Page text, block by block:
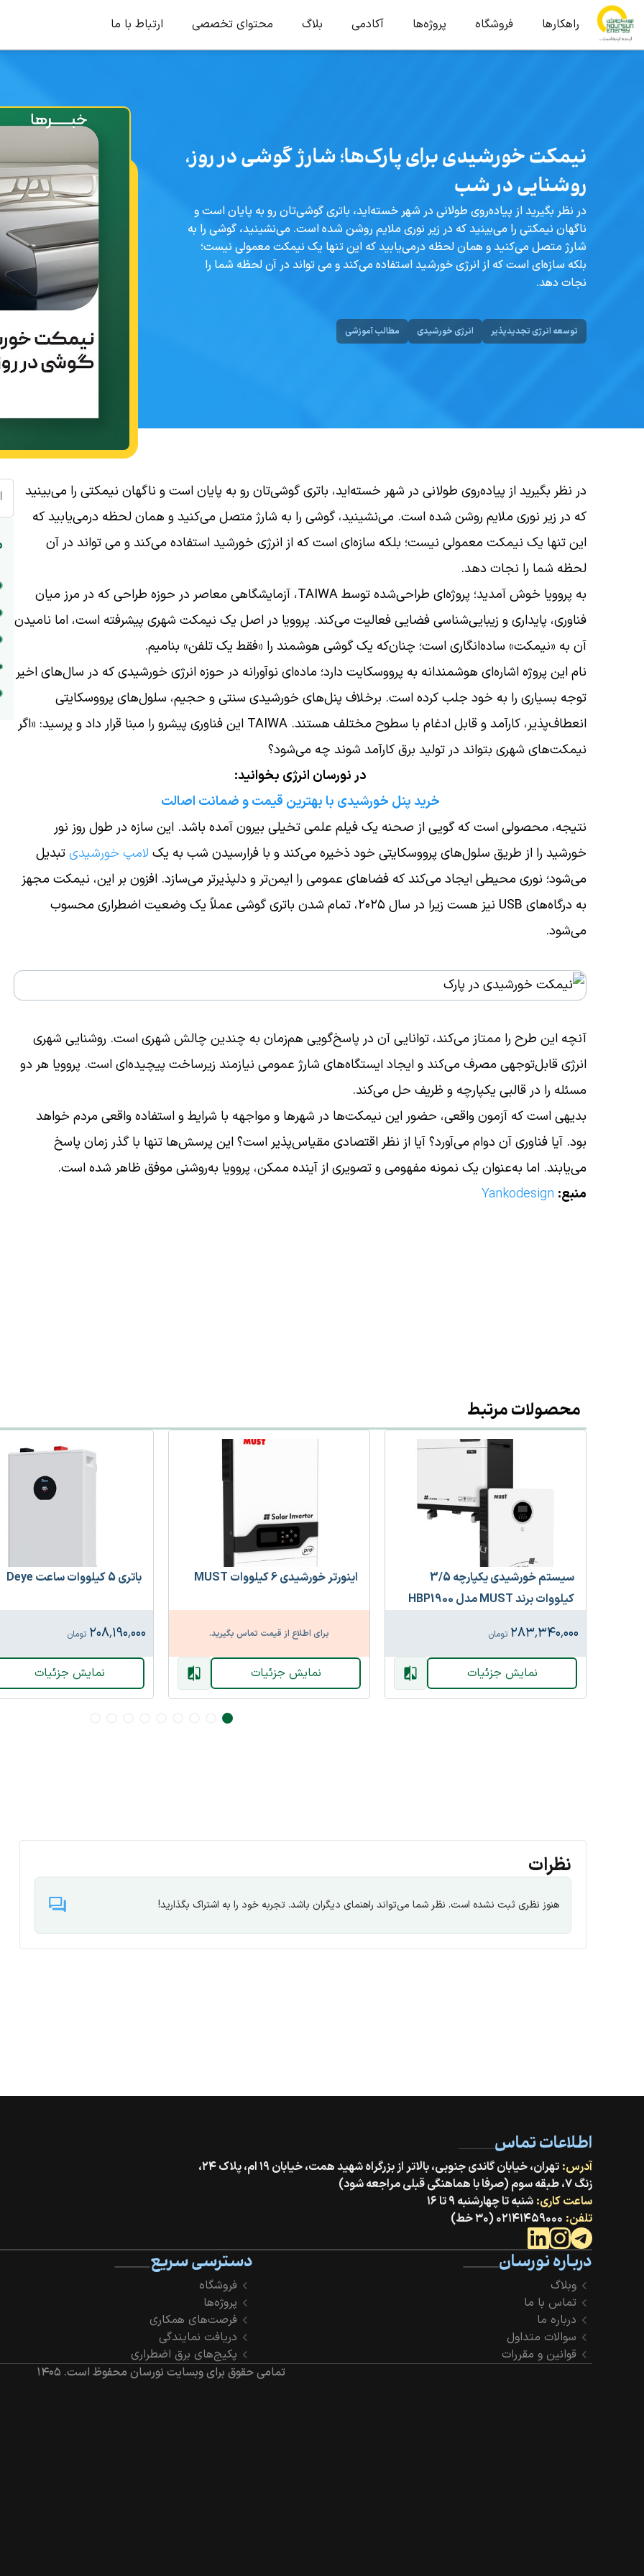
راهکارها فروشگاه پروژه‌ها آکادمی بلاگ محتوای تخصصی ارتباط با ما
نیمکت خورشیدی برای پارک‌ها؛ شارژ گوشی در روز،
روشنایی در شب
در نظر بگیرید از پیاده‌روی طولانی در شهر خسته‌اید، باتری گوشی‌تان رو به پایان است و
ناگهان نیمکتی را می‌بینید که در زیر نوری ملایم روشن شده است. می‌نشینید، گوشی را به
شارژ متصل می‌کنید و همان لحظه درمی‌یابید که این تنها یک نیمکت معمولی نیست؛
بلکه سازه‌ای است که از انرژی خورشید استفاده می‌کند و می تواند در آن لحظه شما را
نجات دهد.
توسعه انرژی تجدیدپذیر انرژی خورشیدی مطالب آموزشی
در نظر بگیرید از پیاده‌روی طولانی در شهر خسته‌اید، باتری گوشی‌تان رو به پایان است و ناگهان نیمکتی را می‌بینید
که در زیر نوری ملایم روشن شده است. می‌نشینید، گوشی را به شارژ متصل می‌کنید و همان لحظه درمی‌یابید که
این تنها یک نیمکت معمولی نیست؛ بلکه سازه‌ای است که از انرژی خورشید استفاده می‌کند و می تواند در آن
لحظه شما را نجات دهد.
به پروویا خوش آمدید؛ پروژه‌ای طراحی‌شده توسط TAIWA، آزمایشگاهی معاصر در حوزه طراحی که در مرز میان
فناوری، پایداری و زیبایی‌شناسی فضایی فعالیت می‌کند. پروویا در اصل یک نیمکت شهری پیشرفته است، اما نامیدن
آن به «نیمکت» ساده‌انگاری است؛ چنان‌که یک گوشی هوشمند را «فقط یک تلفن» بنامیم.
نام این پروژه اشاره‌ای هوشمندانه به پرووسکایت دارد؛ ماده‌ای نوآورانه در حوزه انرژی خورشیدی که در سال‌های اخیر
توجه بسیاری را به خود جلب کرده است. برخلاف پنل‌های خورشیدی سنتی و حجیم، سلول‌های پرووسکایتی
انعطاف‌پذیر، کارآمد و قابل ادغام با سطوح مختلف هستند. TAIWA این فناوری پیشرو را مبنا قرار داد و پرسید: «اگر
نیمکت‌های شهری بتواند در تولید برق کارآمد شوند چه می‌شود؟
در نورسان انرژی بخوانید:
خرید پنل خورشیدی با بهترین قیمت و ضمانت اصالت
نتیجه، محصولی است که گویی از صحنه یک فیلم علمی تخیلی بیرون آمده باشد. این سازه در طول روز نور
خورشید را از طریق سلول‌های پرووسکایتی خود ذخیره می‌کند و با فرارسیدن شب به یک لامپ خورشیدیتبدیل
می‌شود؛ نوری محیطی ایجاد می‌کند که فضاهای عمومی را ایمن‌تر و دلپذیرتر می‌سازد. افزون بر این، نیمکت مجهز
به درگاه‌های USB نیز هست زیرا در سال ۲۰۲۵، تمام شدن باتری گوشی عملاً یک وضعیت اضطراری محسوب
می‌شود.
آنچه این طرح را ممتاز می‌کند، توانایی آن در پاسخ‌گویی هم‌زمان به چندین چالش شهری است. روشنایی شهری
انرژی قابل‌توجهی مصرف می‌کند و ایجاد ایستگاه‌های شارژ عمومی نیازمند زیرساخت پیچیده‌ای است. پروویا هر دو
مسئله را در قالبی یکپارچه و ظریف حل می‌کند.
بدیهی است که آزمون واقعی، حضور این نیمکت‌ها در شهرها و مواجهه با شرایط و استفاده واقعی مردم خواهد
بود. آیا فناوری آن دوام می‌آورد؟ آیا از نظر اقتصادی مقیاس‌پذیر است؟ این پرسش‌ها تنها با گذر زمان پاسخ
می‌یابند. اما به‌عنوان یک نمونه مفهومی و تصویری از آینده ممکن، پروویا به‌روشنی موفق ظاهر شده است.
منبع: Yankodesign
محصولات مرتبط
سیستم خورشیدی یکپارچه 3/5
کیلووات برند MUST مدل HBP1900
۲۸۳٬۳۴۰٬۰۰۰ تومان
نمایش جزئیات
اینورتر خورشیدی 6 کیلووات MUST
برای اطلاع از قیمت تماس بگیرید.
نمایش جزئیات
باتری 5 کیلووات ساعت Deye
۲۰۸٬۱۹۰٬۰۰۰ تومان
نمایش جزئیات
نظرات
هنوز نظری ثبت نشده است. نظر شما می‌تواند راهنمای دیگران باشد. تجربه خود را به اشتراک بگذارید!
اطلاعات تماس
آدرس:
تهران، خیابان گاندی جنوبی، بالاتر از بزرگراه شهید همت، خیابان ۱۹ ام، پلاک ۲۴،
زنگ ۷، طبقه سوم (صرفا با هماهنگی قبلی مراجعه شود)
ساعت کاری: شنبه تا چهارشنبه ۹ تا ۱۶
تلفن: ۰۲۱۴۱۴۵۹۰۰۰ (۳۰ خط)
درباره نورسان
وبلاگ
تماس با ما
درباره ما
سوالات متداول
قوانین و مقررات
دسترسی سریع
فروشگاه
پروژه‌ها
فرصت‌های همکاری
دریافت نمایندگی
پکیج‌های برق اضطراری
تمامی حقوق برای وبسایت نورسان محفوظ است. ۱۴۰۵